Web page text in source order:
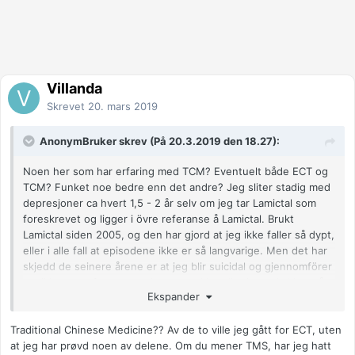
Anonymkode: a2a9f...a10
Villanda
Skrevet 20. mars 2019
AnonymBruker skrev (På 20.3.2019 den 18.27):
Noen her som har erfaring med TCM? Eventuelt både ECT og
TCM? Funket noe bedre enn det andre? Jeg sliter stadig med
depresjoner ca hvert 1,5 - 2 år selv om jeg tar Lamictal som
foreskrevet og ligger i övre referanse å Lamictal. Brukt
Lamictal siden 2005, og den har gjord at jeg ikke faller så dypt,
eller i alle fall at episodene ikke er så langvarige. Men det har
skjedd de seinere årene er at jeg blir suicidal og gjennomförer
ta grep i tide. Ugreie er at det kommer temmelig akutt. För
klarte å gjöre noe. Et paradoks kanskje... Man mister
handlingslammelsen, men blir like depressiv i hodet... Det er
Ekspander
Traditional Chinese Medicine?? Av de to ville jeg gått for ECT, uten
at jeg har prøvd noen av delene. Om du mener TMS, har jeg hatt